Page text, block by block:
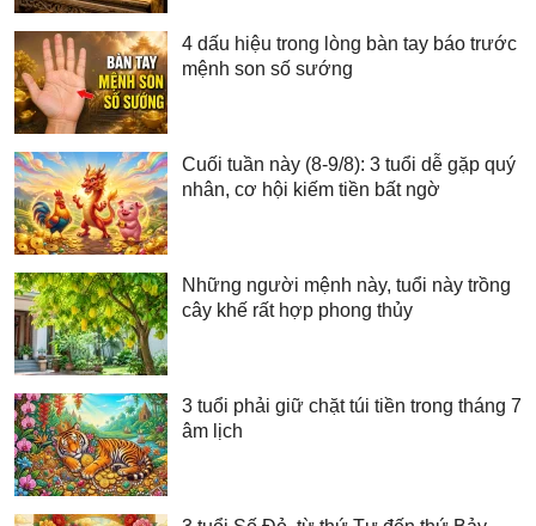
4 dấu hiệu trong lòng bàn tay báo trước
mệnh son số sướng
Cuối tuần này (8-9/8): 3 tuổi dễ gặp quý
nhân, cơ hội kiếm tiền bất ngờ
Những người mệnh này, tuổi này trồng
cây khế rất hợp phong thủy
3 tuổi phải giữ chặt túi tiền trong tháng 7
âm lịch